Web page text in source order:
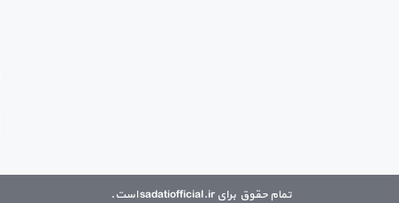
تمام حقوق برای sadatiofficial.ir است.